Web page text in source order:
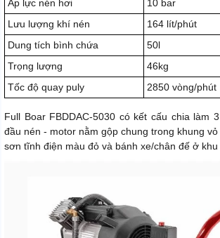
Áp lực nén hơi
10 bar
Lưu lượng khí nén
164 lít/phút
Dung tích bình chứa
50l
Trọng lượng
46kg
Tốc độ quay puly
2850 vòng/phút
Full Boar FBDDAC-5030 có kết cấu chia làm
đầu nén - motor nằm gộp chung trong khung
sơn tĩnh điện màu đỏ và bánh xe/chân đế ở